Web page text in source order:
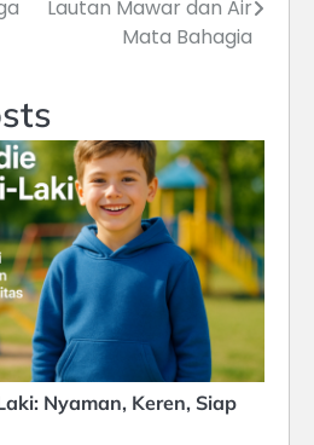
Lautan Mawar dan Air
Mata Bahagia
Nyaman, Keren, Siap